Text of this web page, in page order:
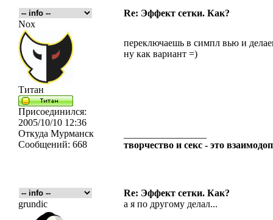
Re: Эффект сетки. Как?
Nox
Титан
Присоединился:
2005/10/10 12:36
Откуда Мурманск
Сообщений: 668
переключаешь в симпл вью и
ну как вариант =)
творчество и секс - это
Re: Эффект сетки. Как?
grundic
а я по другому делал...